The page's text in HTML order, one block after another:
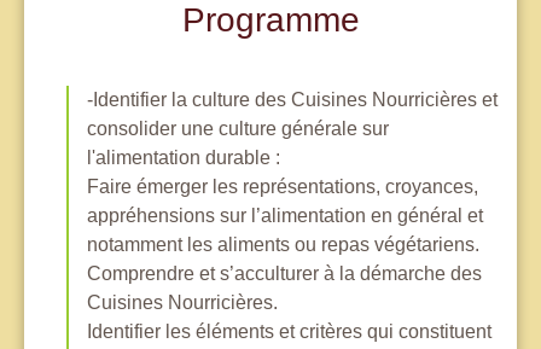
Programme
-Identifier la culture des Cuisines Nourricières et
consolider une culture générale sur
l'alimentation durable :
Faire émerger les représentations, croyances,
appréhensions sur l’alimentation en général et
notamment les aliments ou repas végétariens.
Comprendre et s’acculturer à la démarche des
Cuisines Nourricières.
Identifier les éléments et critères qui constituent